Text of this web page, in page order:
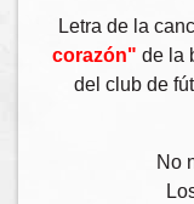
Letra de la
corazón" de la
del club de
No